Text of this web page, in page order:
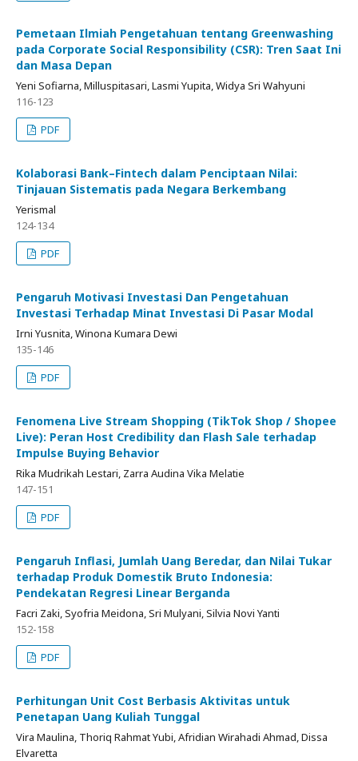
Pemetaan Ilmiah Pengetahuan tentang Greenwashing
pada Corporate Social Responsibility (CSR): Tren Saat Ini
dan Masa Depan
Yeni Sofiarna, Milluspitasari, Lasmi Yupita, Widya Sri Wahyuni
116-123
PDF
Kolaborasi Bank–Fintech dalam Penciptaan Nilai:
Tinjauan Sistematis pada Negara Berkembang
Yerismal
124-134
PDF
Pengaruh Motivasi Investasi Dan Pengetahuan
Investasi Terhadap Minat Investasi Di Pasar Modal
Irni Yusnita, Winona Kumara Dewi
135-146
PDF
Fenomena Live Stream Shopping (TikTok Shop / Shopee
Live): Peran Host Credibility dan Flash Sale terhadap
Impulse Buying Behavior
Rika Mudrikah Lestari, Zarra Audina Vika Melatie
147-151
PDF
Pengaruh Inflasi, Jumlah Uang Beredar, dan Nilai Tukar
terhadap Produk Domestik Bruto Indonesia:
Pendekatan Regresi Linear Berganda
Facri Zaki, Syofria Meidona, Sri Mulyani, Silvia Novi Yanti
152-158
PDF
Perhitungan Unit Cost Berbasis Aktivitas untuk
Penetapan Uang Kuliah Tunggal
Vira Maulina, Thoriq Rahmat Yubi, Afridian Wirahadi Ahmad, Dissa
Elvaretta